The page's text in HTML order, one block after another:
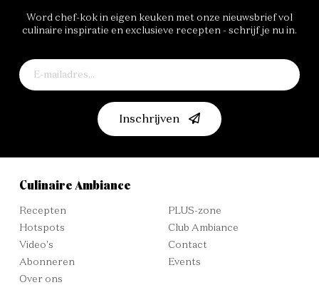
Word chef-kok in eigen keuken met onze nieuwsbrief vol
culinaire inspiratie en exclusieve recepten - schrijf je nu in.
Inschrijven
Culinaire Ambiance
Recepten
Hotspots
Video's
Abonneren
Over ons
PLUS-zone
Club Ambiance
Contact
Events